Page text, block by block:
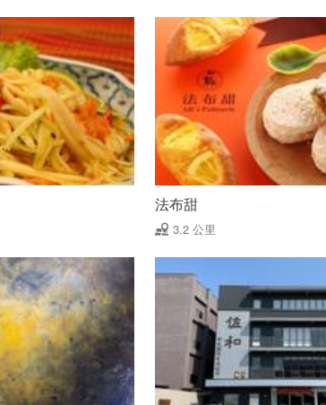
法布甜
3.2 公里